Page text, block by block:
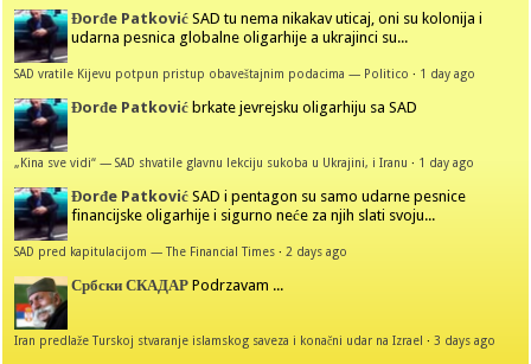
Đorđe Patković SAD tu nema nikakav uticaj, oni su kolonija i
udarna pesnica globalne oligarhije a ukrajinci su...
SAD vratile Kijevu potpun pristup obaveštajnim podacima — Politico · 1 day ago
Đorđe Patković brkate jevrejsku oligarhiju sa SAD
„Kina sve vidi“ — SAD shvatile glavnu lekciju sukoba u Ukrajini, i Iranu · 1 day ago
Đorđe Patković SAD i pentagon su samo udarne pesnice
financijske oligarhije i sigurno neće za njih slati svoju...
SAD pred kapitulacijom — The Financial Times · 2 days ago
Србски СКАДАР Podrzavam ...
Iran predlaže Turskoj stvaranje islamskog saveza i konačni udar na Izrael ·3 days ago